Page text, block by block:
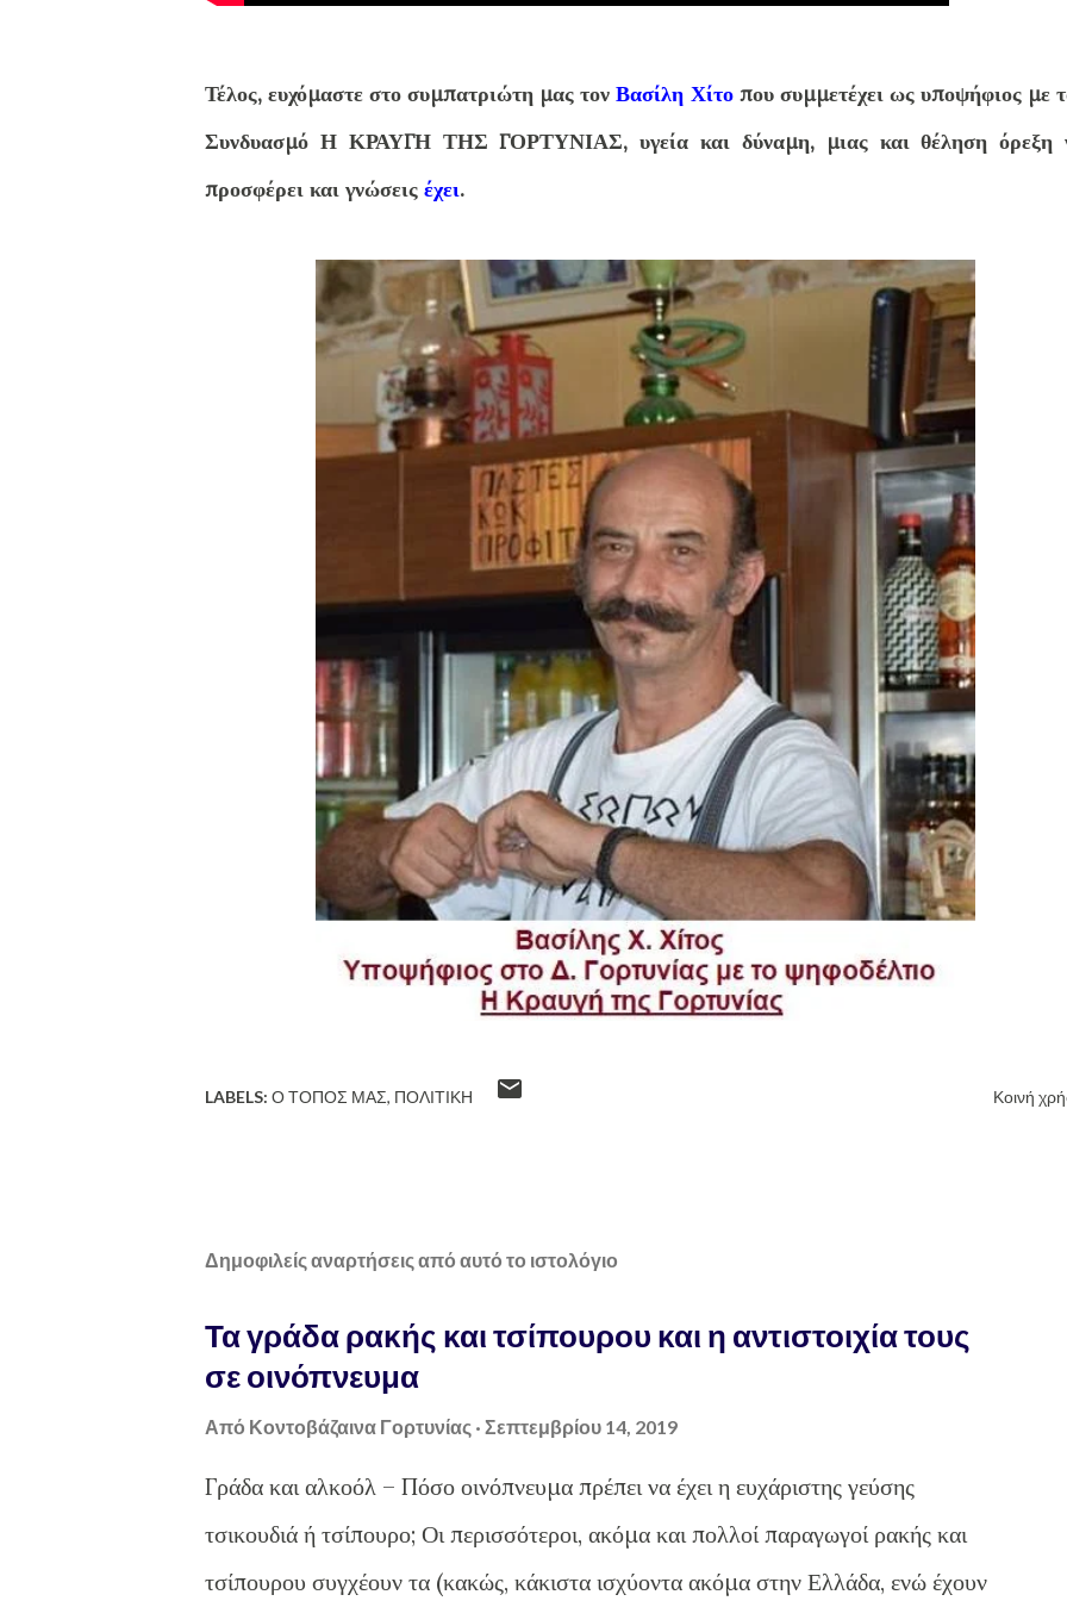
Τέλος, ευχόμαστε στο συμπατριώτη μας τονΒασίλη Χίτοπου συμμετέχει ως υποψήφιος με
Συνδυασμό Η ΚΡΑΥΓΗ ΤΗΣ ΓΟΡΤΥΝΙΑΣ, υγεία και δύναμη, μιας και θέληση όρεξη
προσφέρει και γνώσεις έχει.
LABELS: Ο ΤΌΠΟΣ ΜΑΣ ΠΟΛΙΤΙΚΉ Κοινή
Δημοφιλείς αναρτήσεις από αυτό το ιστολόγιο
Τα γράδα ρακής και τσίπουρου και η αντιστοιχία τους
σε οινόπνευμα
Από Κοντοβάζαινα Γορτυνίας Σεπτεμβρίου 14, 2019
Γράδα και αλκοόλ – Πόσο οινόπνευμα πρέπει να έχει η ευχάριστης γεύσης
τσικουδιά ή τσίπουρο; Οι περισσότεροι, ακόμα και πολλοί παραγωγοί ρακής και
τσίπουρου συγχέουν τα (κακώς, κάκιστα ισχύοντα ακόμα στην Ελλάδα, ενώ έχουν